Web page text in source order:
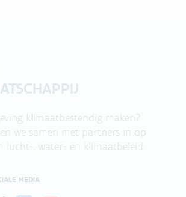
klimaatbestendig maken?
we samen met partners in op
lucht-, water- en klimaatbeleid.
MEDIA